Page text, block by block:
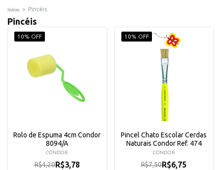
Início > Pincéis
Pincéis
10% OFF
Rolo de Espuma 4cm Condor
8094/A
CONDOR
R$4,20R$3,78
10% OFF
Pincel Chato Escolar Cerdas
Naturais Condor Ref. 474
CONDOR
R$7,50R$6,75